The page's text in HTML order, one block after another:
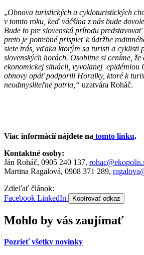
„Obnova turistických a cykloturistických
v tomto roku, keď väčšina z nás bude
Bude to pre slovenskú prírodu
preto je potrebné prispieť k údržbe
siete trás, vďaka ktorým sa turisti a cyklisti
slovenských horách. Osobitne si ceníme,
ekonomickej situácii, vyvolanej epidémiou
obnovy opäť podporili Horalky, ktoré k
neodmysliteľne patria,“ uzatvára Roháč.
Viac informácií nájdete na tomto linku.
Kontaktné osoby:
Ján Roháč, 0905 240 137,
Martina Ragalová, 0908 371 289,
Zdieľať článok:
Facebook LinkedIn Kopírovať odkaz
Mohlo by vás zaujímať
Pozrieť všetky novinky